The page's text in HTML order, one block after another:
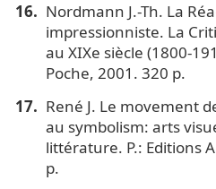
Nordmann J.-Th. La
impressionniste. La
au XIXe siècle (1800-
Poche, 2001. 320 р.
René J. Le movement
au symbolism: arts
littérature. P.: Editions
р.